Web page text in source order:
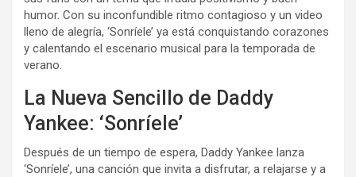
humor. Con su inconfundible ritmo contagioso y un video
lleno de alegría, ‘Sonríele’ ya está conquistando corazones
y calentando el escenario musical para la temporada de
verano.
La Nueva Sencillo de Daddy
Yankee: ‘Sonríele’
Después de un tiempo de espera, Daddy Yankee lanza
‘Sonríele’, una canción que invita a disfrutar, a relajarse y a